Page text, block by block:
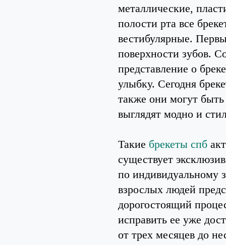
металлические,
полости рта все
вестибулярные.
поверхности зубов.
представление о
улыбку. Сегодня
также они могут
выглядят модно и
Такие брекеты спб
существует
по индивидуальному
взрослых людей
дорогостоящий
исправить ее уже
от трех месяцев до